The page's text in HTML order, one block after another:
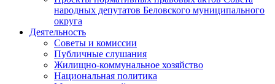
народных депутатов Беловского муниципального
округа
Деятельность
Советы и комиссии
Публичные слушания
Жилищно-коммунальное хозяйство
Национальная политика